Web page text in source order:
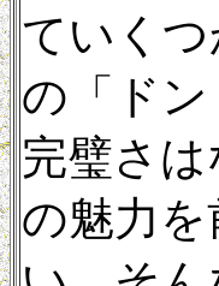
ていく
の「ド
完璧さ
の魅力